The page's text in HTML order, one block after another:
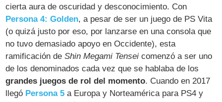
cierta aura de oscuridad y desconocimiento. Con
Persona 4: Golden, a pesar de ser un juego de PS Vita
(o quizá justo por eso, por lanzarse en una consola que
no tuvo demasiado apoyo en Occidente), esta
ramificación deShin Megami Tensei comenzó a ser uno
de los denominados cada vez que se hablaba de los
grandes juegos de rol del momento. Cuando en 2017
llegó Persona 5 a Europa y Norteamérica para PS4 y